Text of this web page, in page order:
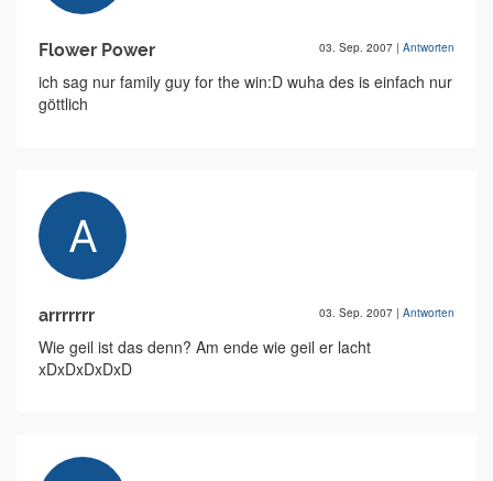
Flower Power 03. Sep. 2007 | Antworten
ich sag nur family guy for the win:D wuha des is einfach nur
göttlich
arrrrrrr 03. Sep. 2007 | Antworten
Wie geil ist das denn? Am ende wie geil er lacht
xDxDxDxDxD